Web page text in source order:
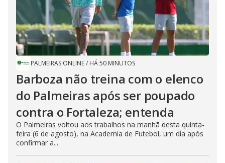
PALMEIRAS ONLINE/ HÁ 50 MINUTOS
Barboza não treina com o elenco
do Palmeiras após ser poupado
contra o Fortaleza; entenda
O Palmeiras voltou aos trabalhos na manhã desta quinta-
feira (6 de agosto), na Academia de Futebol, um dia após
confirmar a...